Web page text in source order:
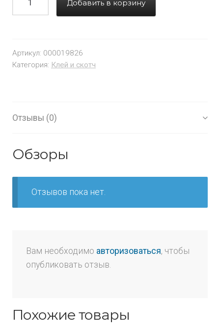
Добавить в корзину
Артикул: 000019826
Категория: Клей и скотч
Отзывы (0)
Обзоры
Отзывов пока нет.
Вам необходимо авторизоваться, чтобы
опубликовать отзыв.
Похожие товары